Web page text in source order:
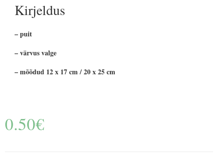
Kirjeldus
– puit
– värvus valge
– mõõdud 12 x 17 cm / 20 x 25 cm
0.50€